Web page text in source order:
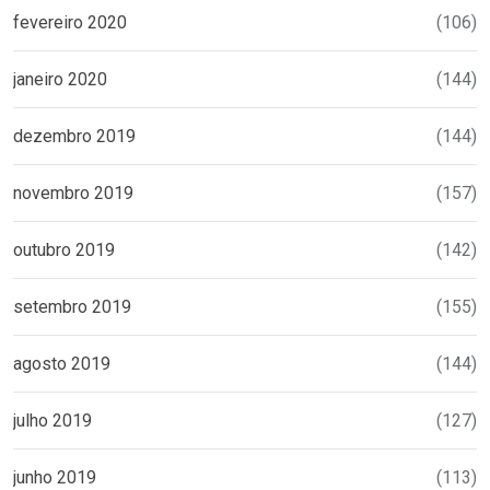
fevereiro 2020 (106)
janeiro 2020 (144)
dezembro 2019 (144)
novembro 2019 (157)
outubro 2019 (142)
setembro 2019 (155)
agosto 2019 (144)
julho 2019 (127)
junho 2019 (113)